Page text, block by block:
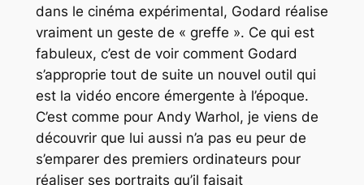
dans le cinéma expérimental, Godard réalise
vraiment un geste de « greffe ». Ce qui est
fabuleux, c’est de voir comment Godard
s’approprie tout de suite un nouvel outil qui
est la vidéo encore émergente à l’époque.
C’est comme pour Andy Warhol, je viens de
découvrir que lui aussi n’a pas eu peur de
s’emparer des premiers ordinateurs pour
réaliser ses portraits qu’il faisait